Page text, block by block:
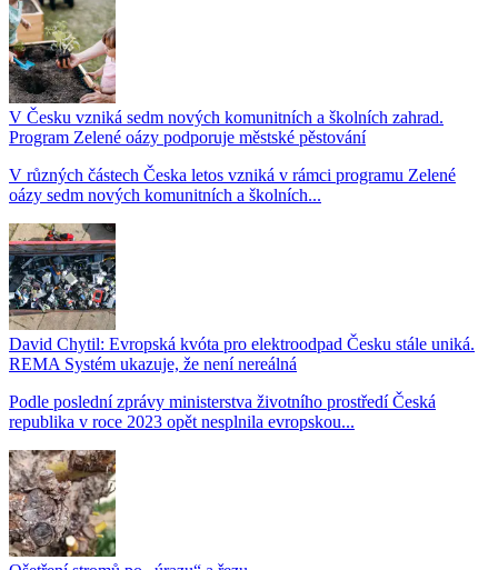
V Česku vzniká sedm nových komunitních a školních zahrad.
Program Zelené oázy podporuje městské pěstování
V různých částech Česka letos vzniká v rámci programu Zelené
oázy sedm nových komunitních a školních...
David Chytil: Evropská kvóta pro elektroodpad Česku stále uniká.
REMA Systém ukazuje, že není nereálná
Podle poslední zprávy ministerstva životního prostředí Česká
republika v roce 2023 opět nesplnila evropskou...